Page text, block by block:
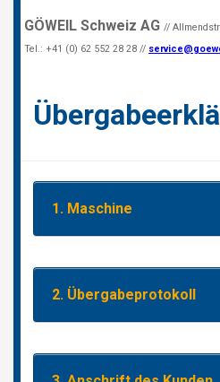
GÖWEIL BNL
DEUTSCH
GÖWEIL Schweiz